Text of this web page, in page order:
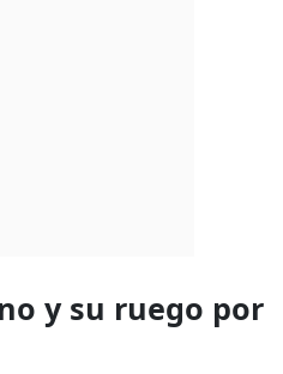
y su ruego por